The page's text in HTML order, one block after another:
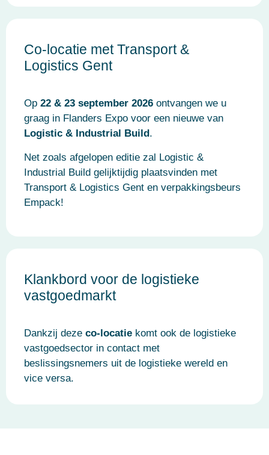
Co-locatie met Transport &
Logistics Gent
Op 22 & 23 september 2026 ontvangen we u
graag in Flanders Expo voor een nieuwe van
Logistic & Industrial Build .
Net zoals afgelopen editie zal Logistic &
Industrial Build gelijktijdig plaatsvinden met
Transport & Logistics Gent en verpakkingsbeurs
Empack!
Klankbord voor de logistieke
vastgoedmarkt
Dankzij deze co-locatie komt ook de logistieke
vastgoedsector in contact met
beslissingsnemers uit de logistieke wereld en
vice versa.